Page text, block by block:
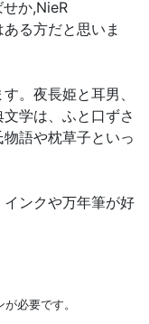
か,NieR
る方だと思いま
。夜長姫と耳男、
学は、ふと口ずさ
語や枕草子といっ
ンクや万年筆が好
必要です。